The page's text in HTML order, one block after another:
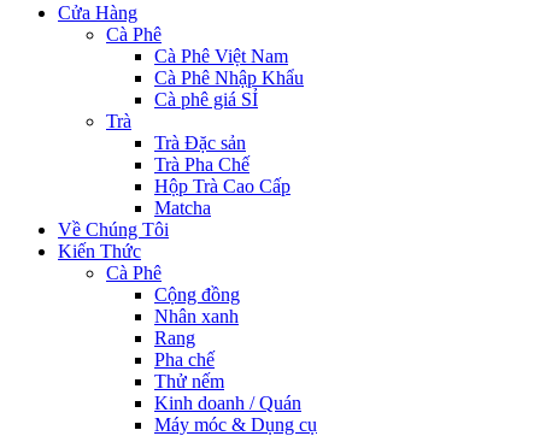
Cửa Hàng
Cà Phê
Cà Phê Việt Nam
Cà Phê Nhập Khẩu
Cà phê giá SỈ
Trà
Trà Đặc sản
Trà Pha Chế
Hộp Trà Cao Cấp
Matcha
Về Chúng Tôi
Kiến Thức
Cà Phê
Cộng đồng
Nhân xanh
Rang
Pha chế
Thử nếm
Kinh doanh / Quán
Máy móc & Dụng cụ